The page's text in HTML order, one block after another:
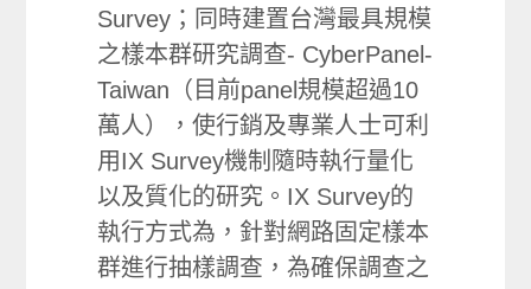
Survey；同時建置台灣最具規模
之樣本群研究調查- CyberPanel-
Taiwan（目前panel規模超過10
萬人），使行銷及專業人士可利
用IX Survey機制隨時執行量化
以及質化的研究。IX Survey的
執行方式為，針對網路固定樣本
群進行抽樣調查，為確保調查之